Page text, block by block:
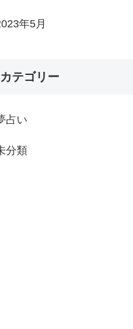
年5月
カテゴリー
占い
分類